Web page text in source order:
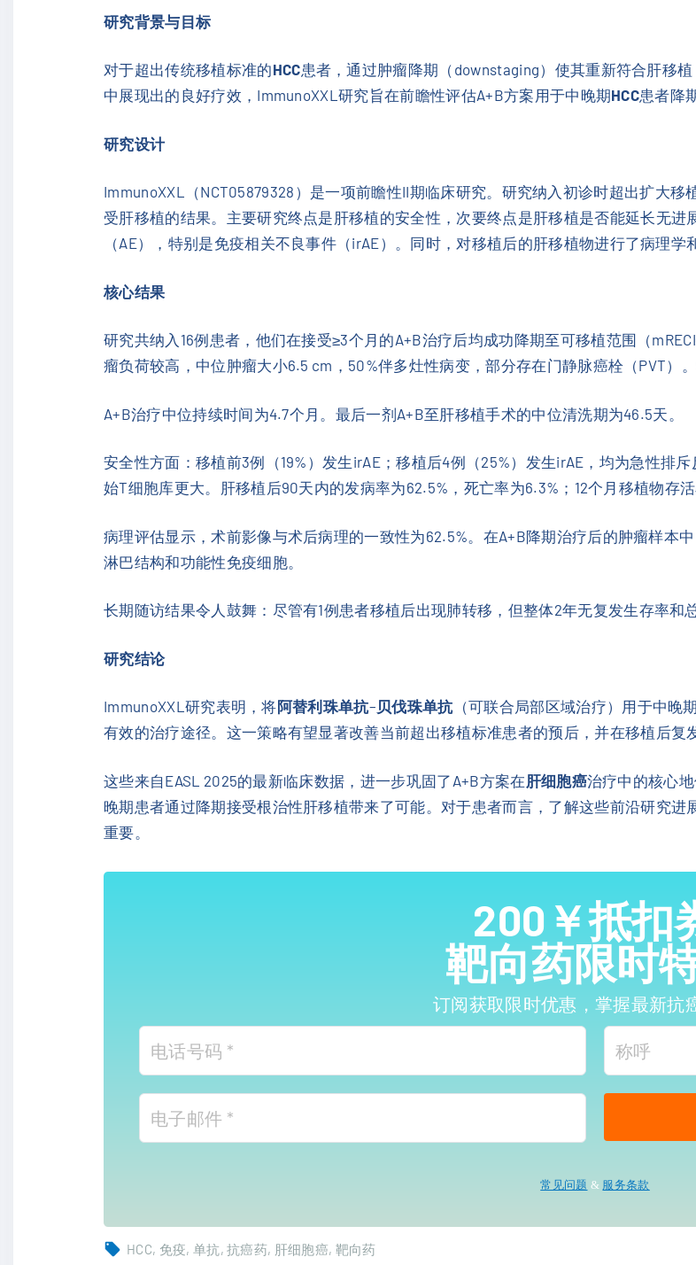
研究背景与目标
对于超出传统移植标准的HCC患者，通过肿瘤降期（downstaging）使其重新符合肝移
中展现出的良好疗效，ImmunoXXL研究旨在前瞻性评估A+B方案用于中晚期HCC患者降
研究设计
ImmunoXXL（NCT05879328）是一项前瞻性II期临床研究。研究纳入初诊时超出扩大移
受肝移植的结果。主要研究终点是肝移植的安全性，次要终点是肝移植是否能延长无进
（AE），特别是免疫相关不良事件（irAE）。同时，对移植后的肝移植物进行了病理学
核心结果
研究共纳入16例患者，他们在接受≥3个月的A+B治疗后均成功降期至可移植范围（
瘤负荷较高，中位肿瘤大小6.5 cm，50%伴多灶性病变，部分存在门静脉癌栓（PVT）
A+B治疗中位持续时间为4.7个月。最后一剂A+B至肝移植手术的中位清洗期为46.5天。
安全性方面：移植前3例（19%）发生irAE；移植后4例（25%）发生irAE，均为急性排
始T细胞库更大。肝移植后90天内的发病率为62.5%，死亡率为6.3%；12个月移植物存活
病理评估显示，术前影像与术后病理的一致性为62.5%。在A+B降期治疗后的肿瘤样本
淋巴结构和功能性免疫细胞。
长期随访结果令人鼓舞：尽管有1例患者移植后出现肺转移，但整体2年无复发生存率和
研究结论
ImmunoXXL研究表明，将阿替利珠单抗– 贝伐珠单抗（可联合局部区域治疗）用于中晚期
有效的治疗途径。这一策略有望显著改善当前超出移植标准患者的预后，并在移植后复
这些来自EASL 2025的最新临床数据，进一步巩固了A+B方案在 肝细胞癌治疗中的核心
晚期患者通过降期接受根治性肝移植带来了可能。对于患者而言，了解这些前沿研究
重要。
200￥抵扣
靶向药限时
订阅获取限时优惠，掌握最新抗
常见问题 & 服务条款
HCC 免疫 单抗 抗癌药 肝细胞癌 靶向药